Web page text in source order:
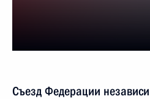
Съезд Федерации